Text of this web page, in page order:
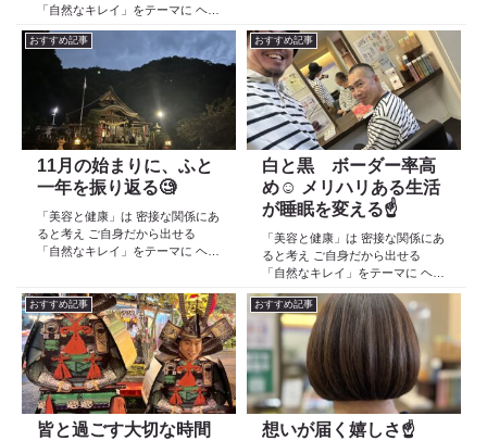
「自然なキレイ」をテーマに ヘア
の 「根本改善」を目的とした美容
院 Def 古江です 2023年３月30日
より スタートしたこのブログ
日々の事や...
より スタートしたこのブログ
日々の事や...
おすすめ記事
11月の始まりに、ふと
一年を振り返る🧐
「美容と健康」は 密接な関係にあ
ると考え ご自身だから出せる
「自然なキレイ」をテーマに ヘア
院 Def 古江です 2023年３月30日
より スタートしたこのブログ
日々の事や...
おすすめ記事
白と黒 ボーダー率高
め☺️ メリハリある生活
が睡眠を変える☝️
「美容と健康」は 密接な関係にあ
ると考え ご自身だから出せる
「自然なキレイ」をテーマに ヘア
ケア スキンケア インナーケア
の 「根本改善」を目的とした美容
院 Def 古江です 2023年３月30日
より スタートしたこのブログ
日々の事や...
おすすめ記事
皆と過ごす大切な時間
おすすめ記事
想いが届く嬉しさ☝️